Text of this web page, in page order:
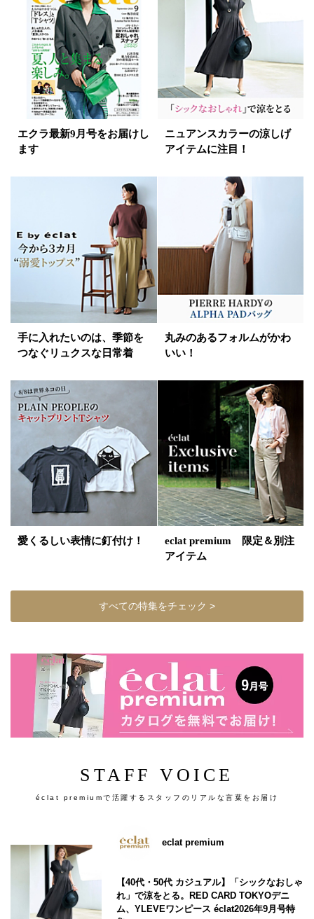
パープル グリーン ブルー
ゴールド シルバー マルチ
エクラ最新9月号をお届けし
ます
ニュアンスカラーの涼しげ
アイテムに注目！
手に入れたいのは、季節を
つなぐリュクスな日常着
丸みのあるフォルムがかわ
いい！
愛くるしい表情に釘付け！
eclat premium 限定＆別注
アイテム
すべての特集をチェック >
STAFF VOICE
éclat premiumで活躍するスタッフのリアルな言葉をお届け
eclat premium
【40代・50代 カジュアル】「シックなおしゃ
れ」で涼をとる。RED CARD TOKYOデニ
ム、YLEVEワンピース éclat2026年9月号特